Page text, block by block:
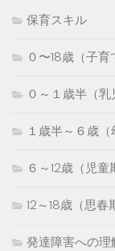
保育スキル
０〜18歳（子育
０～１歳半（乳
１歳半～６歳（
６～12歳（児童
12～18歳（思春
発達障害への理